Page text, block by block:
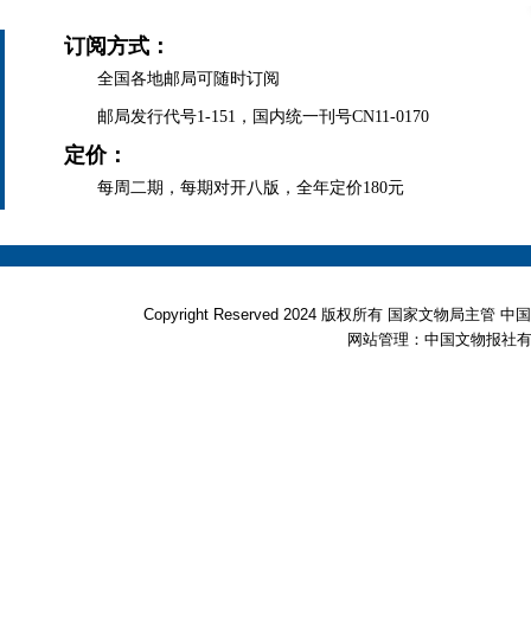
订阅方式：
全国各地邮局可随时订阅
邮局发行代号1-151，国内统一刊号CN11-0170
定价：
每周二期，每期对开八版，全年定价180元
Copyright Reserved 2024 版权所有 国家文物局主管
网站管理：中国文物报社